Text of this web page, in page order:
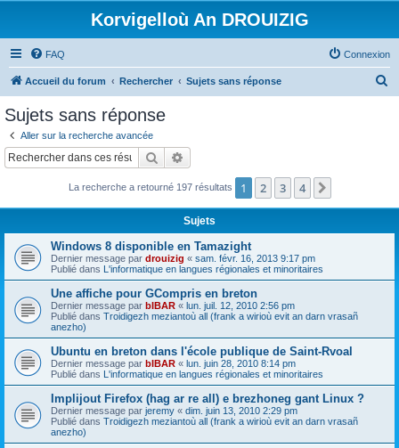
Korvigelloù An DROUIZIG
FAQ Connexion
Accueil du forum Rechercher Sujets sans réponse
c
Sujets sans réponse
Aller sur la recherche avancée
Rechercher
La recherche a retourné 197 résultats 1 2 3 4
Sujets
Windows 8 disponible en Tamazight
Dernier message par drouizig « sam. févr. 16, 2013 9:17 pm
Publié dans L'informatique en langues régionales et minoritaires
Une affiche pour GCompris en breton
Dernier message par bIBAR « lun. juil. 12, 2010 2:56 pm
Publié dans Troidigezh meziantoù all (frank a wirioù evit an darn vrasañ
anezho)
Ubuntu en breton dans l'école publique de Saint-Rvoal
Dernier message par bIBAR « lun. juin 28, 2010 8:14 pm
Publié dans L'informatique en langues régionales et minoritaires
Implijout Firefox (hag ar re all) e brezhoneg gant Linux ?
Dernier message par jeremy « dim. juin 13, 2010 2:29 pm
Publié dans Troidigezh meziantoù all (frank a wirioù evit an darn vrasañ
anezho)